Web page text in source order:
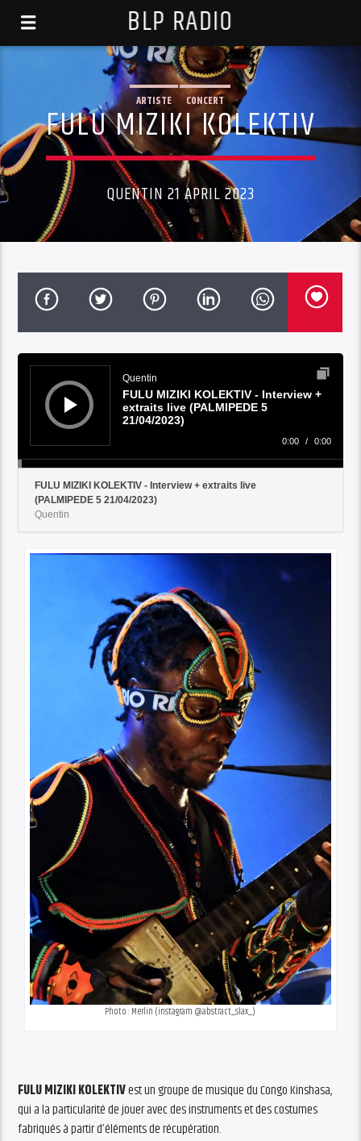
BLP RADIO
ARTISTE CONCERT
FULU MIZIKI KOLEKTIV
QUENTIN 21 APRIL 2023
Audio
Player
Quentin
FULU MIZIKI KOLEKTIV - Interview +
extraits live (PALMIPEDE 5
21/04/2023)
0:00 / 0:00
FULU MIZIKI KOLEKTIV - Interview + extraits live
(PALMIPEDE 5 21/04/2023)
Quentin
Photo : Merlin (instagram @abstract_slax_)
FULU MIZIKI KOLEKTIVest un groupe de musique du Congo Kinshasa,
qui a la particularité de jouer avec des instruments et des costumes
fabriqués à partir d’éléments de récupération.